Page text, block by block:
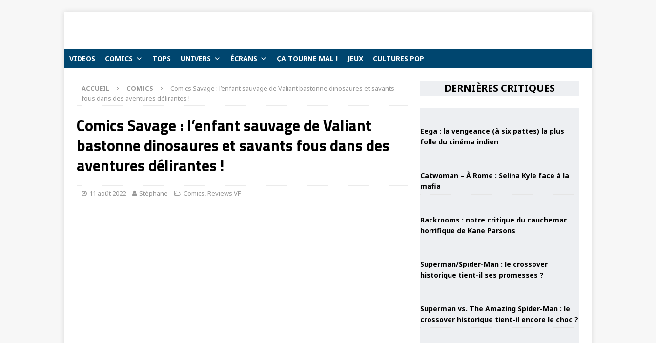
VIDEOS COMICS TOPS UNIVERS ÉCRANS ÇA TOURNE MAL ! JEUX CULTURES POP
ACCUEIL COMICS
Comics Savage : l’enfant sauvage de Valiant bastonne dinosaures et savants
fous dans des aventures délirantes !
Comics Savage : l’enfant sauvage de Valiant
bastonne dinosaures et savants fous dans des
aventures délirantes !
11 août 2022 Stéphane Comics, Reviews VF
DERNIÈRES CRITIQUES
Eega : la vengeance (à six pattes) la plus
folle du cinéma indien
Catwoman – À Rome : Selina Kyle face à la
mafia
Backrooms : notre critique du cauchemar
horrifique de Kane Parsons
Superman/Spider-Man : le crossover
historique tient-il ses promesses ?
Superman vs. The Amazing Spider-Man : le
crossover historique tient-il encore le choc ?